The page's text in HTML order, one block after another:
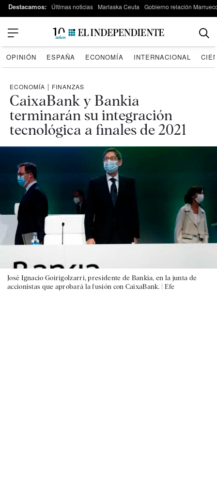
Destacamos: Últimas noticias Marlaska Ceuta Gobierno relación
OPINIÓN ESPAÑA ECONOMÍA INTERNACIONAL
ECONOMÍA | FINANZAS
CaixaBank y Bankia
terminarán su integración
tecnológica a finales de 2021
José Ignacio Goirigolzarri, presidente de Bankia, en la junta de
accionistas que aprobará la fusión con CaixaBank. | Efe